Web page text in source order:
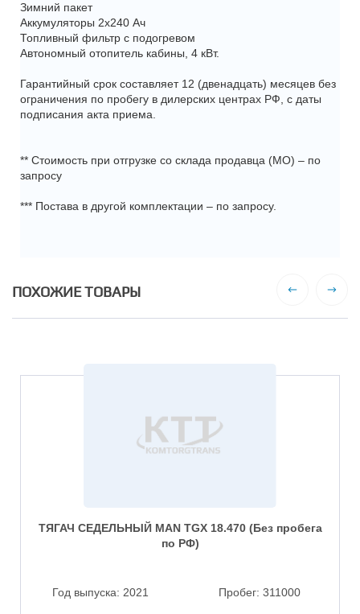
Зимний пакет
Аккумуляторы 2х240 Ач
Топливный фильтр с подогревом
Автономный отопитель кабины, 4 кВт.
Гарантийный срок составляет 12 (двенадцать) месяцев без
ограничения по пробегу в дилерских центрах РФ, с даты
подписания акта приема.
** Стоимость при отгрузке со склада продавца (МО) – по
запросу
*** Постава в другой комплектации – по запросу.
ПОХОЖИЕ ТОВАРЫ
ТЯГАЧ СЕДЕЛЬНЫЙ MAN TGX 18.470 (Без пробега
по РФ)
Год выпуска: 2021 Пробег: 311000